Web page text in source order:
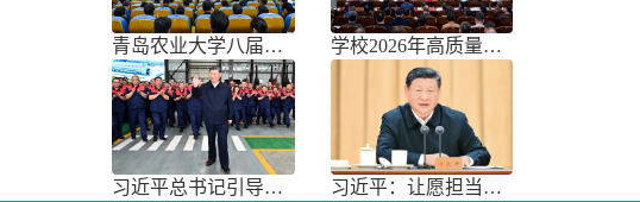
青岛农业大学八届三次双代会胜利召开 学校2026年高质量发展大会召开
习近平总书记引导树立和践行正确政绩 习近平：让愿担当、敢担当、善担当蔚